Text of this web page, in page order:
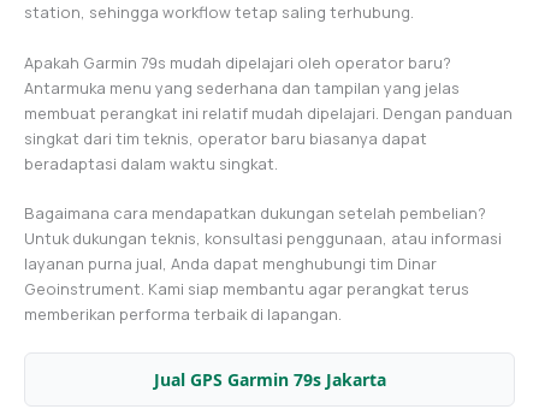
station, sehingga workflow tetap saling terhubung.
Apakah Garmin 79s mudah dipelajari oleh operator baru?
Antarmuka menu yang sederhana dan tampilan yang jelas
membuat perangkat ini relatif mudah dipelajari. Dengan panduan
singkat dari tim teknis, operator baru biasanya dapat
beradaptasi dalam waktu singkat.
Bagaimana cara mendapatkan dukungan setelah pembelian?
Untuk dukungan teknis, konsultasi penggunaan, atau informasi
layanan purna jual, Anda dapat menghubungi tim Dinar
Geoinstrument. Kami siap membantu agar perangkat terus
memberikan performa terbaik di lapangan.
Jual GPS Garmin 79s Jakarta